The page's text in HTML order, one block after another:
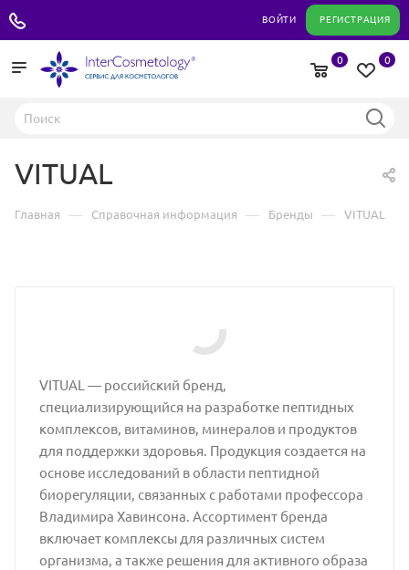
ВОЙТИ РЕГИСТРАЦИЯ
0
0
VITUAL
Главная — Справочная информация — Бренды — VITUAL
VITUAL — российский бренд,
специализирующийся на разработке пептидных
комплексов, витаминов, минералов и продуктов
для поддержки здоровья. Продукция создается на
основе исследований в области пептидной
биорегуляции, связанных с работами профессора
Владимира Хавинсона. Ассортимент бренда
включает комплексы для различных систем
организма, а также решения для активного образа